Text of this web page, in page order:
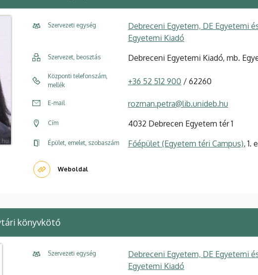
Szervezeti egység
Debreceni Egyetem, DE Egyetemi
Egyetemi Kiadó
Szervezet, beosztás Debreceni Egyetemi Kiadó, mb.
Központi telefonszám,
mellék
+36 52 512 900 / 62260
E-mail rozman.petra@lib.unideb.hu
Cím 4032 Debrecen Egyetem tér 1
Épület, emelet, szobaszám Főépület (Egyetem téri Campus), 1.
Weboldal
könyvkötő
Szervezeti egység
Debreceni Egyetem, DE Egyetemi
Egyetemi Kiadó